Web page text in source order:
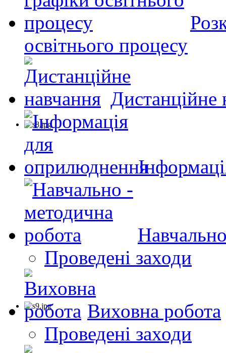
освітнього процесу
Дистанційне
Проведені заходи
Виховна робота
Проведені заходи